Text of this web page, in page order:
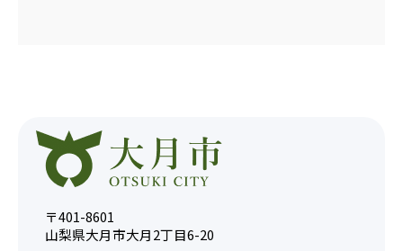
〒401-8601
山梨県大月市大月2丁目6-20